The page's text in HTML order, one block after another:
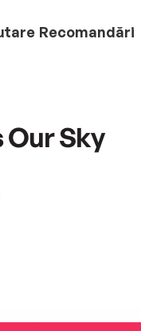
Recomandări
Our Sky